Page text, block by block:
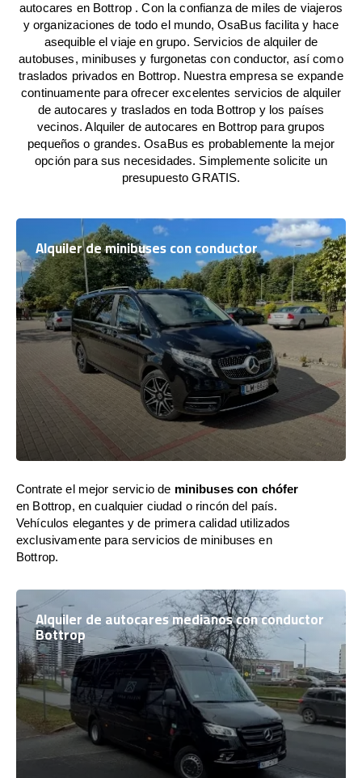
autocares en Bottrop . Con la confianza de miles de viajeros
y organizaciones de todo el mundo, OsaBus facilita y hace
asequible el viaje en grupo. Servicios de alquiler de
autobuses, minibuses y furgonetas con conductor, así como
traslados privados en Bottrop. Nuestra empresa se expande
continuamente para ofrecer excelentes servicios de alquiler
de autocares y traslados en toda Bottrop y los países
vecinos. Alquiler de autocares en Bottrop para grupos
pequeños o grandes. OsaBus es probablemente la mejor
opción para sus necesidades. Simplemente solicite un
presupuesto GRATIS.
Alquiler de minibuses con conductor
Contrate el mejor servicio de minibuses con chófer
en Bottrop, en cualquier ciudad o rincón del país.
Vehículos elegantes y de primera calidad utilizados
exclusivamente para servicios de minibuses en
Bottrop.
Alquiler de autocares medianos con conductor
Bottrop